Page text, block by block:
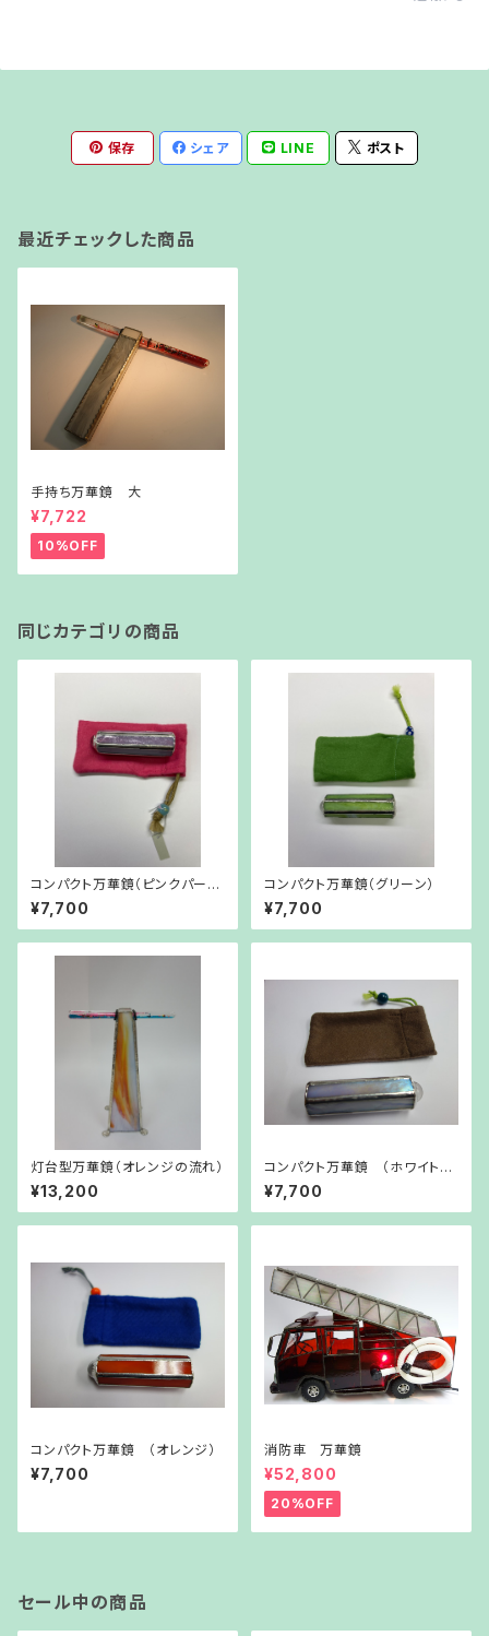
保存 シェア LINE ポスト
最近チェックした商品
手持ち万華鏡 大
¥7,722
10%OFF
同じカテゴリの商品
コンパクト万華鏡（ピンクパープ
ル）
¥7,700
コンパクト万華鏡（グリーン）
¥7,700
灯台型万華鏡（オレンジの流れ）
¥13,200
コンパクト万華鏡 （ホワイトラ
メ）
¥7,700
コンパクト万華鏡 （オレンジ）
¥7,700
消防車 万華鏡
¥52,800
20%OFF
セール中の商品